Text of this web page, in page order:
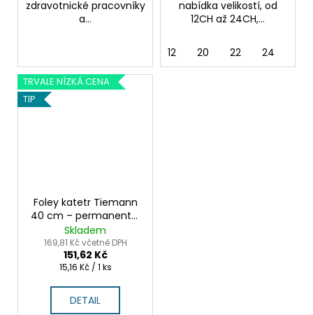
zdravotnické pracovníky
a...
nabídka velikostí, od
12CH až 24CH,...
12 20 22 24
TRVALE NÍZKÁ CENA
TIP
Foley katetr Tiemann
40 cm – permanentní
močový katetr pro
muže 10ks
Skladem
169,81 Kč včetně DPH
151,62 Kč
Měrná
15,16 Kč / 1 ks
DETAIL